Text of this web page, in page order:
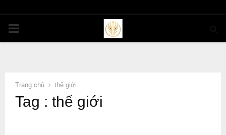
PRIMARY
Trang chủ thế giới
Tag : thế giới